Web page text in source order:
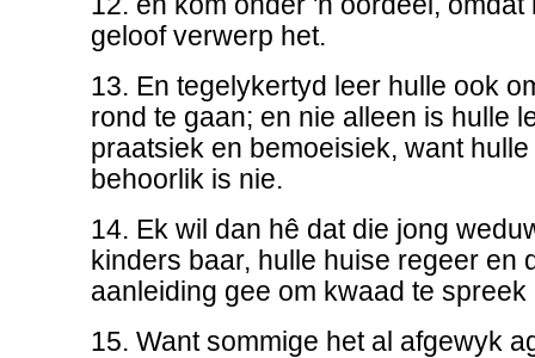
geloof verwerp het.
13. En tegelykertyd leer hulle ook
rond te gaan; en nie alleen is hulle
praatsiek en bemoeisiek, want
behoorlik is nie.
14. Ek wil dan hê dat die jong
kinders baar, hulle huise regeer en
aanleiding gee om kwaad te spreek
15. Want sommige het al afgewyk